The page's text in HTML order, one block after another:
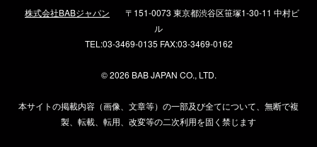
株式会社BABジャパン
〒151-0073 東京都渋谷区笹塚1-30-11 中村ビ
ル
TEL:03-3469-0135 FAX:03-3469-0162
©2026 BAB JAPAN CO., LTD.
本サイトの掲載内容（画像、文章等）の一部及び全てについて、無断で複
製、転載、転用、改変等の二次利用を固く禁じます